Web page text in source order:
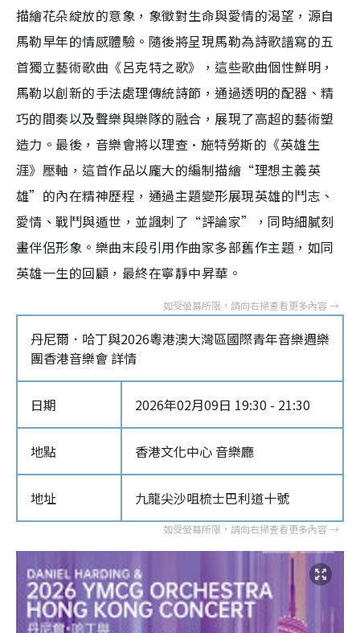
描繪花朵綻放的意象，象徵對生命與愛情的渴望，源自
馬勒早年的情感體驗。隨後將呈現馬勒為詩歌譜寫的五
首獨立藝術歌曲《呂克特之歌》，這些歌曲個性鮮明，
馬勒以創新的手法處理傳統詩節，通過透明的配器、精
巧的間奏以及聲樂與樂隊的融合，展現了高超的藝術塑
造力。最後，音樂會將以理查·施特勞斯的《英雄生
涯》壓軸，這首作品以龐大的編制描繪“理想主義英
雄”的內在精神歷程，通過主題變形展現英雄的鬥志、
愛情、戰鬥與遁世，並諷刺了“評論家”，同時細膩刻
畫伴侶形象。樂曲末段引用作曲家多部舊作主題，如同
英雄一生的回顧，最終在寧靜中昇華。
丹尼爾．哈丁與2026粵港澳大灣區國際青年音樂週樂
團香港音樂會 詳情
日期 2026年02月09日 19:30 - 21:30
地點 香港文化中心 音樂廳
地址 九龍尖沙咀梳士巴利道十號